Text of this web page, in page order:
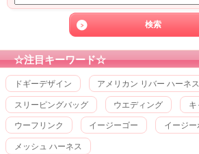
☆注目キーワード☆
ドギーデザイン アメリカン リバー ハーネス
スリーピングバッグ ウエディング キ
ウーフリンク イージーゴー イージー
メッシュ ハーネス